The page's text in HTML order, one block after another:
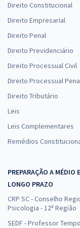
Direito Constitucional
Direito Empresarial
Direito Penal
Direito Previdenciário
Direito Processual Civil
Direito Processual
Direito Tributário
Leis
Leis Complementares
Remédios
PREPARAÇÃO A MÉDIO
LONGO PRAZO
CRP SC - Conselho
Psicologia - 12ª Região
SEDF - Professor